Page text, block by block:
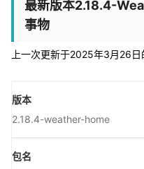
最新版本2.18.4-
事物
上一次更新于2025年3月26
版本
2.18.4-weather-home
包名